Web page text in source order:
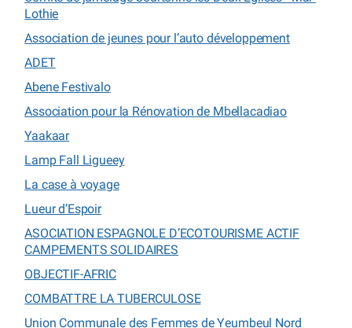
Lothie
Association de jeunes pour l’auto développement
ADET
Abene Festivalo
Association pour la Rénovation de Mbellacadiao
Yaakaar
Lamp Fall Ligueey
La case à voyage
Lueur d’Espoir
ASOCIATION ESPAGNOLE D’ECOTOURISME ACTIF
CAMPEMENTS SOLIDAIRES
OBJECTIF-AFRIC
COMBATTRE LA TUBERCULOSE
Union Communale des Femmes de Yeumbeul Nord